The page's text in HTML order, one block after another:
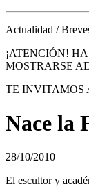
Actualidad /
¡ATENCIÓN!
MOSTRARSE
TE INVITAMOS
Nace la
28/10/2010
El escultor y